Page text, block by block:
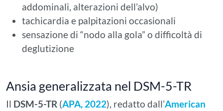
addominali, alterazioni dell’alvo)
tachicardia e palpitazioni occasionali
sensazione di “nodo alla gola” o difficoltà di
deglutizione
Ansia generalizzata nel DSM-5-TR
Il DSM-5-TR (APA, 2022), redatto dall’American